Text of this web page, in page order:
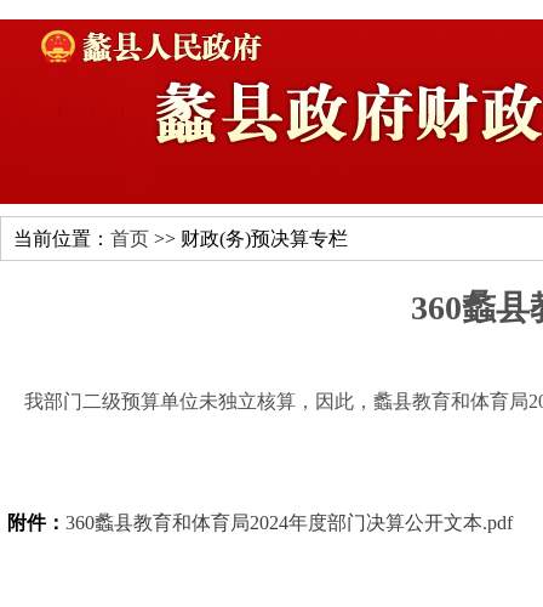
当前位置： 首页 >> 财政(务)预决算专栏
360蠡
我部门二级预算单位未独立核算，因此，蠡县教育和体育局
附件： 360蠡县教育和体育局2024年度部门决算公开文本.pdf